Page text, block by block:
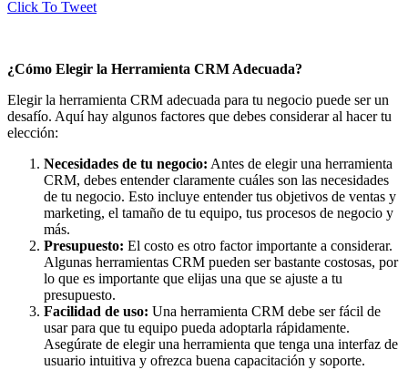
Click To Tweet
¿Cómo Elegir la Herramienta CRM Adecuada?
Elegir la herramienta CRM adecuada para tu negocio puede ser un
desafío. Aquí hay algunos factores que debes considerar al hacer tu
elección:
Necesidades de tu negocio: Antes de elegir una herramienta
CRM, debes entender claramente cuáles son las necesidades
de tu negocio. Esto incluye entender tus objetivos de ventas y
marketing, el tamaño de tu equipo, tus procesos de negocio y
más.
Presupuesto: El costo es otro factor importante a considerar.
Algunas herramientas CRM pueden ser bastante costosas, por
lo que es importante que elijas una que se ajuste a tu
presupuesto.
Facilidad de uso: Una herramienta CRM debe ser fácil de
usar para que tu equipo pueda adoptarla rápidamente.
Asegúrate de elegir una herramienta que tenga una interfaz de
usuario intuitiva y ofrezca buena capacitación y soporte.